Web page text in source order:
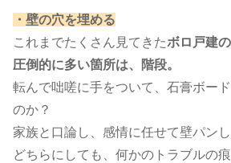
​・壁の穴を埋める​
これまでたくさん見てきたボロ戸建
圧倒的に多い箇所は、階段。
転んで咄嗟に手をついて、石膏ボー
のか？
家族と口論し、感情に任せて壁パン
どちらにしても、何かのトラブルの